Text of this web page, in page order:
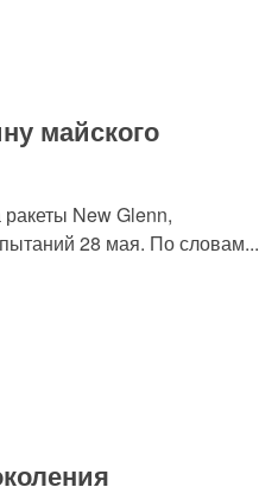
майского
New Glenn,
28 мая. По словам...